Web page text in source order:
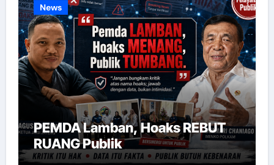
News
PEMDA Lamban, Hoaks REBUT
RUANG Publik